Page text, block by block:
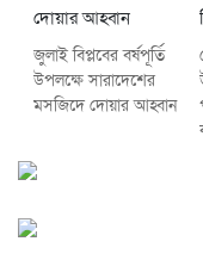
জুলাই বিপ্লবের বর্ষপূর্তি
উপলক্ষে সারাদেশের
মসজিদে দোয়ার আহ্বান